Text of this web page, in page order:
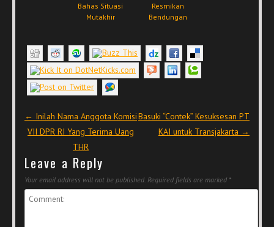
Bahas Situasi
Mutakhir
Resmikan
Bendungan
Post navigation
← Inilah Nama Anggota Komisi
VII DPR RI Yang Terima Uang
THR
Basuki “Contek” Kesuksesan PT
KAI untuk Transjakarta →
Leave a Reply
Your email address will not be published. Required fields are marked *